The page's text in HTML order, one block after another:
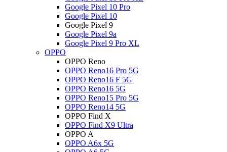
Google Pixel 10 Pro
Google Pixel 10
Google Pixel 9
Google Pixel 9a
Google Pixel 9 Pro XL
OPPO
OPPO Reno
OPPO Reno16 Pro 5G
OPPO Reno16 F 5G
OPPO Reno16 5G
OPPO Reno15 Pro 5G
OPPO Reno14 5G
OPPO Find X
OPPO Find X9 Ultra
OPPO A
OPPO A6x 5G